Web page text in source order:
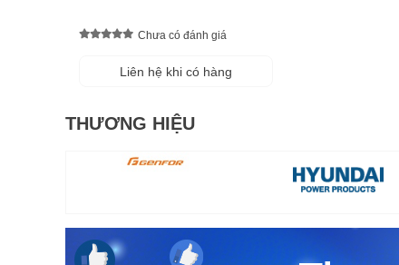
Chưa có đánh giá
Liên hệ khi có hàng
THƯƠNG HIỆU